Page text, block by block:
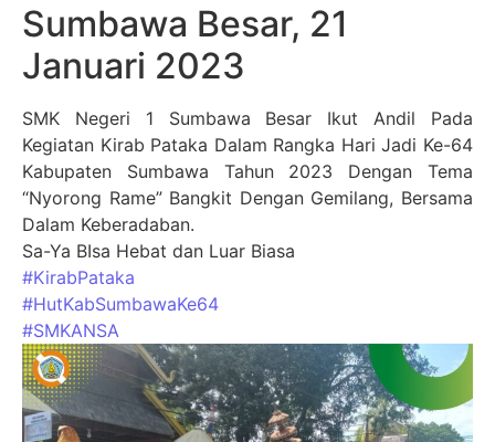
Sumbawa Besar, 21
Januari 2023
SMK Negeri 1 Sumbawa Besar Ikut Andil Pada
Kegiatan Kirab Pataka Dalam Rangka Hari Jadi Ke-64
Kabupaten Sumbawa Tahun 2023 Dengan Tema
“Nyorong Rame” Bangkit Dengan Gemilang, Bersama
Dalam Keberadaban.
Sa-Ya BIsa Hebat dan Luar Biasa
#KirabPataka
#HutKabSumbawaKe64
#SMKANSA